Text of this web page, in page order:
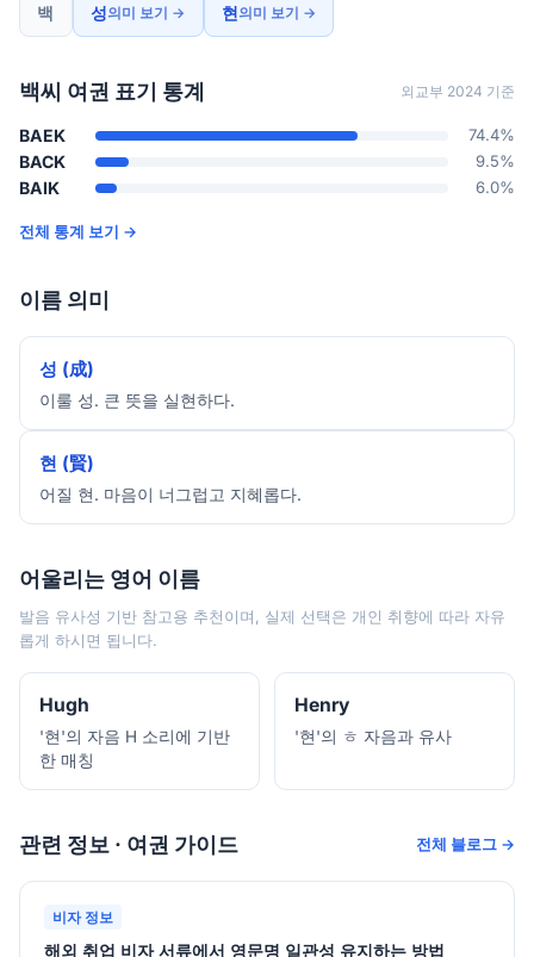
백 성의미 보기 → 현의미 보기 →
백씨 여권 표기 통계 외교부 2024 기준
BAEK 74.4%
BACK 9.5%
BAIK 6.0%
전체 통계 보기 →
이름 의미
성 (成)
이룰 성. 큰 뜻을 실현하다.
현 (賢)
어질 현. 마음이 너그럽고 지혜롭다.
어울리는 영어 이름
발음 유사성 기반 참고용 추천이며, 실제 선택은 개인 취향에 따라 자유
롭게 하시면 됩니다.
Hugh
'현'의 자음 H 소리에 기반
한 매칭
Henry
'현'의 ㅎ 자음과 유사
관련 정보 · 여권 가이드 전체 블로그 →
비자 정보
해외 취업 비자 서류에서 영문명 일관성 유지하는 방법